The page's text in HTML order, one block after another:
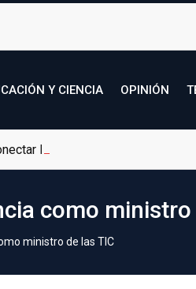
Y CIENCIA OPINIÓN
Bogotá con Soacha
como ministro
ministro de las TIC